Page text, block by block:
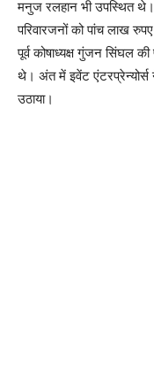
मनुज रलहान भी उपस्थित
परिवारजनों को पांच लाख
पूर्व कोषाध्यक्ष गुंजन सिंघल
थे। अंत में इवेंट
उठाया।